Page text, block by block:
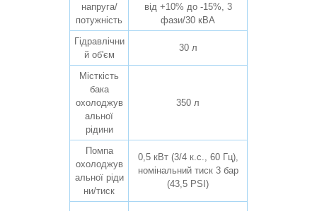
напруга/
потужність
від +10% до -15%, 3
фази/30 кВА
Гідравлічни
й об'єм
30 л
Місткість
бака
охолоджув
альної
рідини
350 л
Помпа
охолоджув
альної ріди
ни/тиск
0,5 кВт (3/4 к.с., 60 Гц),
номінальний тиск 3 бар
(43,5 PSI)